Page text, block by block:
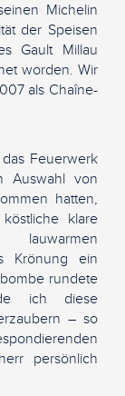
Michelin
der Speisen
Gault Millau
worden. Wir
als Chaîne-
Feuerwerk
Auswahl von
hatten,
klare
Krönung ein
rundete
ich diese
– so
persönlich